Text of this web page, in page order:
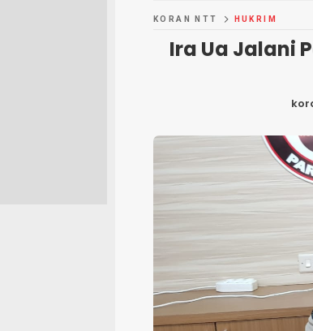
KORAN NTT HUKRIM
Ira Ua Jalani